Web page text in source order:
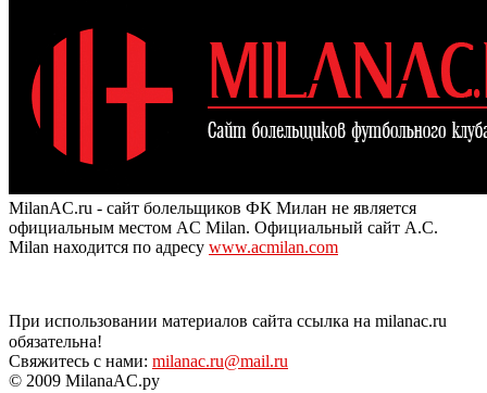
MilanAC.ru - сайт болельщиков ФК Милан не является
официальным местом AC Milan. Официальный сайт A.C.
Milan находится по адресу www.acmilan.com
При использовании материалов сайта ссылка на milanac.ru
обязательна!
Свяжитесь с нами: milanac.ru@mail.ru
© 2009 MilanaAC.ру